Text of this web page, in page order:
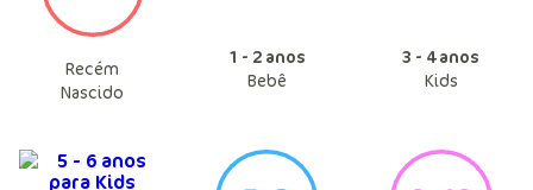
Recém
Nascido
1 - 2 anos
Bebê
3 - 4 anos
Kids